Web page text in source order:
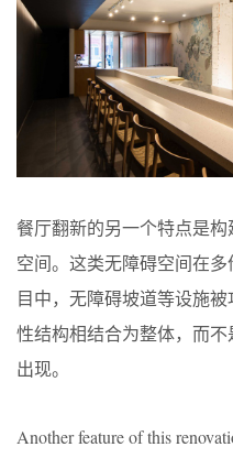
餐厅翻新的另一个特点是
空间。这类无障碍空间在
目中，无障碍坡道等设施
性结构相结合为整体，而
出现。
Another feature of this